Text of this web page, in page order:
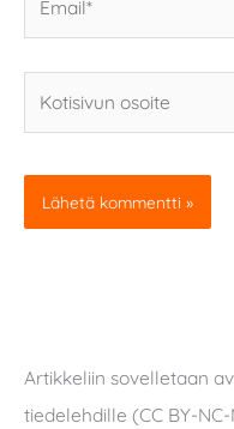
osoite
Artikkeliin sovelletaan
tiedelehdille (CC BY-NC-